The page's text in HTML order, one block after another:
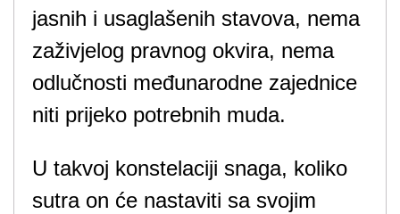
jasnih i usaglašenih stavova, nema
zaživjelog pravnog okvira, nema
odlučnosti međunarodne zajednice
niti prijeko potrebnih muda.
U takvoj konstelaciji snaga, koliko
sutra on će nastaviti sa svojim